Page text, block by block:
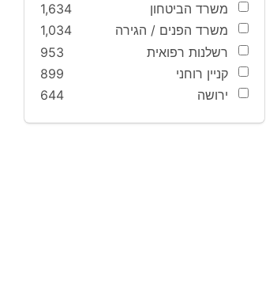
משרד הביטחון
1,634
משרד הפנים / הגירה
1,034
רשלנות רפואית
953
קניין רוחני
899
ירושה
644